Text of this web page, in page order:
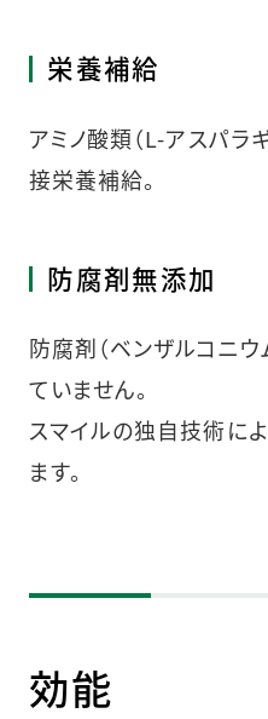
栄養補給
アミノ酸類（L-アスパラ
接栄養補給。
防腐剤無添加
防腐剤（ベンザルコニ
ていません。
スマイルの独自技術に
ます。
効能